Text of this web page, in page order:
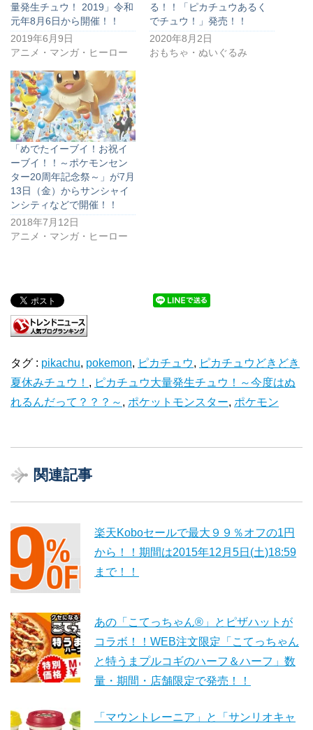
量発生チュウ！ 2019」令和
元年8月6日から開催！！
2019年6月9日
アニメ・マンガ・ヒーロー
る！！「ピカチュウあるく
でチュウ！」発売！！
2020年8月2日
おもちゃ・ぬいぐるみ
「めでたイーブイ！お祝イ
ーブイ！！～ポケモンセン
ター20周年記念祭～」が7月
13日（金）からサンシャイ
ンシティなどで開催！！
2018年7月12日
アニメ・マンガ・ヒーロー
タグ : pikachu, pokemon, ピカチュウ, ピカチュウどきどき
夏休みチュウ！ , ピカチュウ大量発生チュウ！～今度はぬ
れるんだって？？？～ , ポケットモンスター, ポケモン
関連記事
楽天Koboセールで最大９９％オフの1円
から！！期間は2015年12月5日(土)18:59
まで！！
あの「こてっちゃん®」とピザハットが
コラボ！！WEB注文限定「こてっちゃん
と特うまプルコギのハーフ＆ハーフ」数
量・期間・店舗限定で発売！！
「マウントレーニア」と「サンリオキャ